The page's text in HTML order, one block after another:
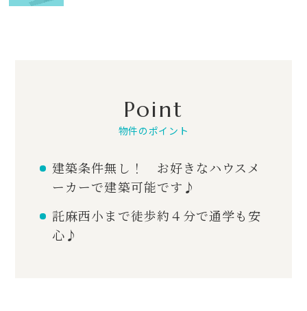
Point
物件のポイント
建築条件無し！ お好きなハウスメ
ーカーで建築可能です♪
託麻西小まで徒歩約４分で通学も安
心♪